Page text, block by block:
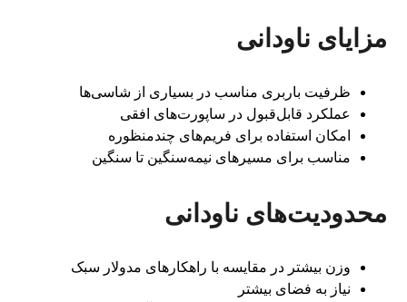
مزایای ناودانی
ظرفیت باربری مناسب در بسیاری از شاسی‌ها
عملکرد قابل‌قبول در ساپورت‌های افقی
امکان استفاده برای فریم‌های چندمنظوره
مناسب برای مسیرهای نیمه‌سنگین تا سنگین
محدودیت‌های ناودانی
وزن بیشتر در مقایسه با راهکارهای مدولار سبک
نیاز به فضای بیشتر